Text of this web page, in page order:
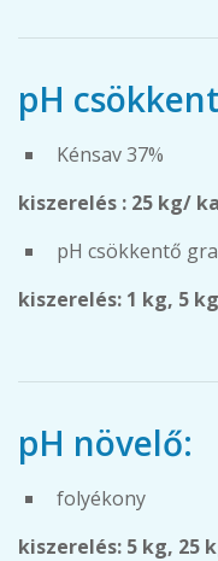
pH
Kénsav 37%
kiszerelés : 25 kg/
pH csökkentő
kiszerelés: 1 kg, 5
pH növelő:
folyékony
kiszerelés: 5 kg, 25